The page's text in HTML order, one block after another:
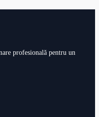
profesională pentru un